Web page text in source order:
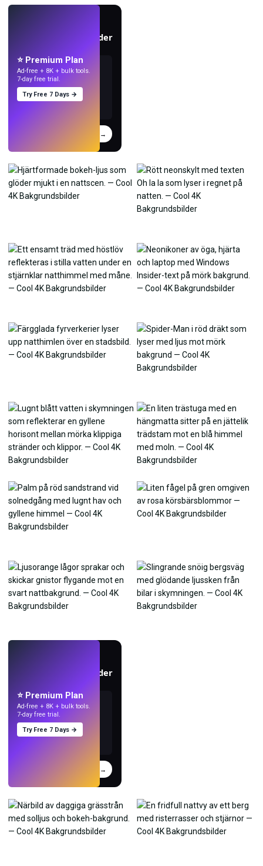
Skapa bakgrundsbilder
→
⭐ Premium Plan
Ad-free + 8K + bulk tools.
7-day free trial.
Try Free 7 Days →
Skapa bakgrundsbilder
→
⭐ Premium Plan
Ad-free + 8K + bulk tools.
7-day free trial.
Try Free 7 Days →